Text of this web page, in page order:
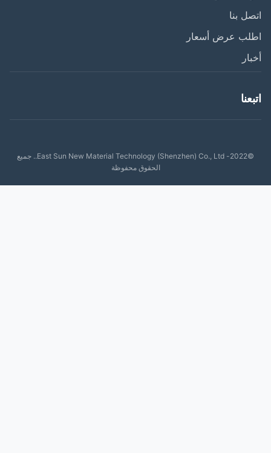
بنا
عرض أسعار
©2022- East Sun New Material Technology (Shenzhen) Co., Ltd.. جميع
الحقوق محفوظة